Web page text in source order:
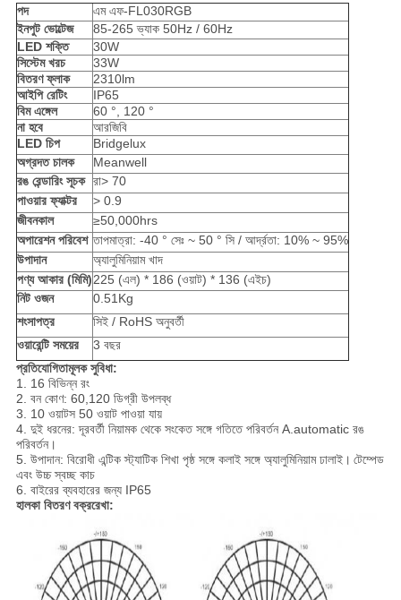
পদ
এম এফ-FL030RGB
ইনপুট ভোল্টেজ
85-265 ভ্যাক 50Hz / 60Hz
LED শক্তি
30W
সিস্টেম খরচ
33W
বিতরণ ফ্লাক
2310lm
আইপি রেটিং
IP65
বিম এঙ্গেল
60 °, 120 °
না হবে
আরজিবি
LED চিপ
Bridgelux
অগ্রদত চালক
Meanwell
রঙ রেন্ডারিং সূচক রা> 70
পাওয়ার ফ্যাক্টর
> 0.9
জীবনকাল
≥50,000hrs
অপারেশন পরিবেশ তাপমাত্রা: -40 ° সেঃ ~ 50 ° সি / আর্দ্রতা: 10% ~ 95%
উপাদান
অ্যালুমিনিয়াম খাদ
পণ্য আকার (মিমি)225 (এল) * 186 (ওয়াট) * 136 (এইচ)
নিট ওজন
0.51Kg
শংসাপত্র
সিই / RoHS অনুবর্তী
ওয়ারেন্টি সময়ের
3 বছর
প্রতিযোগিতামূলক সুবিধা:
1. 16 বিভিন্ন রং
2. বন কোণ: 60,120 ডিগ্রী উপলব্ধ
3. 10 ওয়াটস 50 ওয়াট পাওয়া যায়
4. দুই ধরনের: দূরবর্তী নিয়ামক থেকে সংকেত সঙ্গে গতিতে পরিবর্তন A.automatic রঙ
পরিবর্তন।
5. উপাদান: বিরোধী এন্টিক স্ট্যাটিক শিখা পৃষ্ঠ সঙ্গে কলাই সঙ্গে অ্যালুমিনিয়াম ঢালাই। টেম্পেড
এবং উচ্চ স্বচ্ছ কাচ
6. বাইরের ব্যবহারের জন্য IP65
হালকা বিতরণ বক্ররেখা: